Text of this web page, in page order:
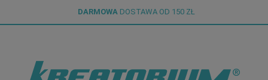
DARMOWA DOSTAWA OD 150 ZŁ